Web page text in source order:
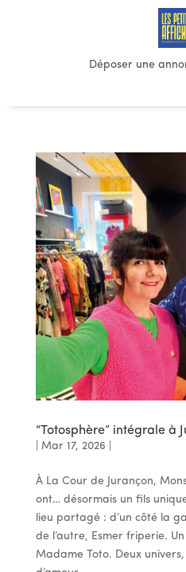
Déposer une
“Totosphère” intégrale à
Mar 17, 2026
À La Cour de Jurançon,
ont… désormais un fils
lieu partagé : d’un côté la
de l’autre, Esmer friperie.
Madame Toto. Deux